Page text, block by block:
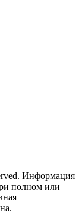
Информация
полном или